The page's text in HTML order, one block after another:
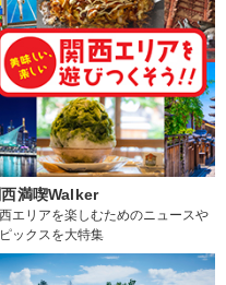
西満喫Walker
エリアを楽しむためのニュースや
ピックスを大特集